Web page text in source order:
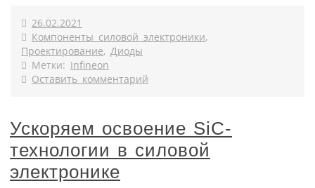
26.02.2021
Компоненты силовой электроники,
Проектирование, Диоды
Метки: Infineon
Оставить комментарий
Ускоряем освоение SiC-
технологии в силовой
электронике